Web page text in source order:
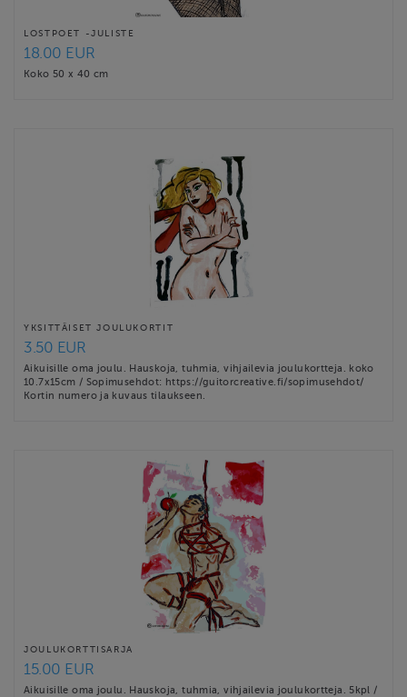
LOSTPOET -JULISTE
18.00 EUR
Koko 50 x 40 cm
YKSITTÄISET JOULUKORTIT
3.50 EUR
Aikuisille oma joulu. Hauskoja, tuhmia, vihjailevia joulukortteja. koko
10.7x15cm / Sopimusehdot: https://guitorcreative.fi/sopimusehdot/
Kortin numero ja kuvaus tilaukseen.
JOULUKORTTISARJA
15.00 EUR
Aikuisille oma joulu. Hauskoja, tuhmia, vihjailevia joulukortteja. 5kpl /